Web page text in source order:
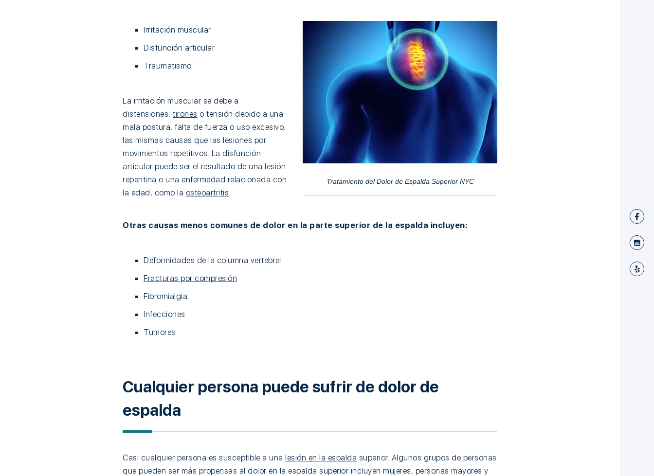
Tratamiento del Dolor de Espalda Superior NYC
Irritación muscular
Disfunción articular
Traumatismo
La irritación muscular se debe a
distensiones, tirones o tensión debido a una
mala postura, falta de fuerza o uso excesivo,
las mismas causas que las lesiones por
movimientos repetitivos. La disfunción
articular puede ser el resultado de una lesión
repentina o una enfermedad relacionada con
la edad, como la osteoartritis.
Otras causas menos comunes de dolor en la parte superior de la espalda incluyen:
Deformidades de la columna vertebral
Fracturas por compresión
Fibromialgia
Infecciones
Tumores
Cualquier persona puede sufrir de dolor de
espalda
Casi cualquier persona es susceptible a una lesión en la espalda superior. Algunos grupos de personas
que pueden ser más propensas al dolor en la espalda superior incluyen mujeres, personas mayores y